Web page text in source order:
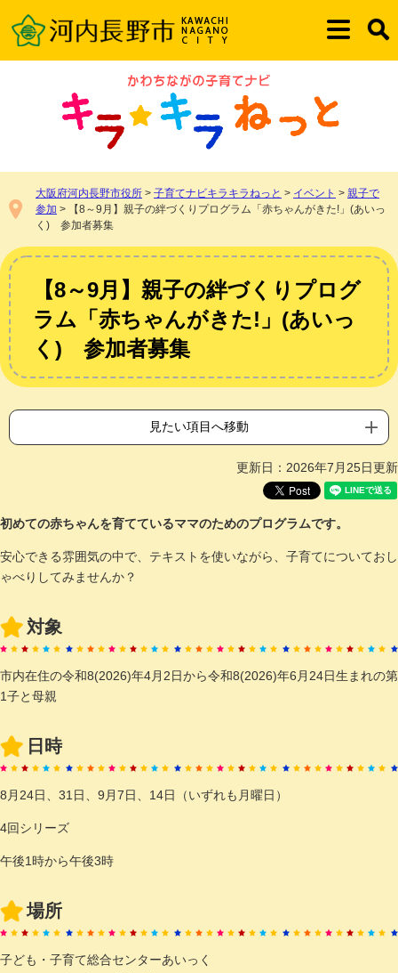
ー
の
ニ
ー
へ
メ
検
大阪府河内長野市役所 > 子育てナビキラキラねっと > イベント > 親子で
参加 >
【8～9月】親子の絆づくりプログラム「赤ちゃんがきた!」(あいっ
く) 参加者募集
本
文
【8～9月】親子の絆づくりプログ
ラム「赤ちゃんがきた!」(あいっ
く) 参加者募集
見たい項目へ移動
更新日：2026年7月25日更新
初めての赤ちゃんを育てているママのためのプログラムです。
安心できる雰囲気の中で、テキストを使いながら、子育てについておし
ゃべりしてみませんか？
対象
市内在住の令和8(2026)年4月2日から令和8(2026)年6月24日生まれの第
1子と母親
日時
8月24日、31日、9月7日、14日（いずれも月曜日）
4回シリーズ
午後1時から午後3時
場所
子ども・子育て総合センターあいっく